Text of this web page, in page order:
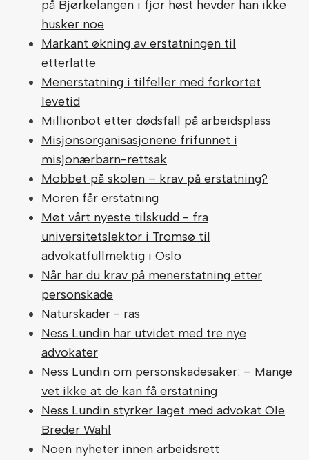
på Bjørkelangen i fjor høst hevder han ikke
husker noe
Markant økning av erstatningen til
etterlatte
Menerstatning i tilfeller med forkortet
levetid
Millionbot etter dødsfall på arbeidsplass
Misjonsorganisasjonene frifunnet i
misjonærbarn-rettsak
Mobbet på skolen – krav på erstatning?
Moren får erstatning
Møt vårt nyeste tilskudd - fra
universitetslektor i Tromsø til
advokatfullmektig i Oslo
Når har du krav på menerstatning etter
personskade
Naturskader - ras
Ness Lundin har utvidet med tre nye
advokater
Ness Lundin om personskadesaker: – Mange
vet ikke at de kan få erstatning
Ness Lundin styrker laget med advokat Ole
Breder Wahl
Noen nyheter innen arbeidsrett